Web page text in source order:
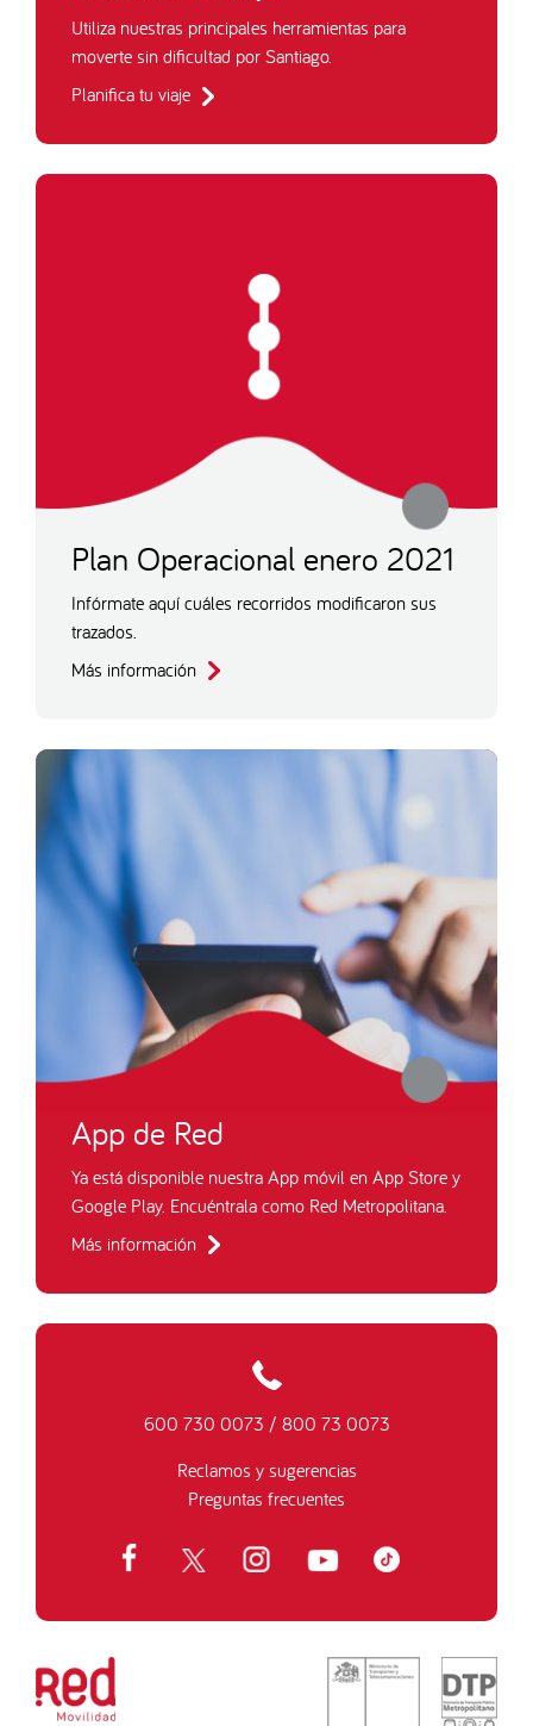
Utiliza nuestras principales herramientas para
moverte sin dificultad por Santiago.
Planifica tu viaje
Plan Operacional enero 2021
Infórmate aquí cuáles recorridos modificaron sus
trazados.
Más información
App de Red
Ya está disponible nuestra App móvil en App Store y
Google Play. Encuéntrala como Red Metropolitana.
Más información
600 730 0073 / 800 73 0073
Reclamos y sugerencias
Preguntas frecuentes